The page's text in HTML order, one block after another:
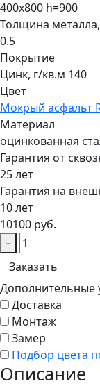
400х800 h=900
Толщина
0.5
Покрытие
Цинк, г/кв.м 140
Цвет
Мокрый асфальт
Материал
оцинкованная
Гарантия от
25 лет
Гарантия на
10 лет
10100 руб.
Заказать
Дополнительные
Доставка
Монтаж
Замер
Подбор цвета
Описание